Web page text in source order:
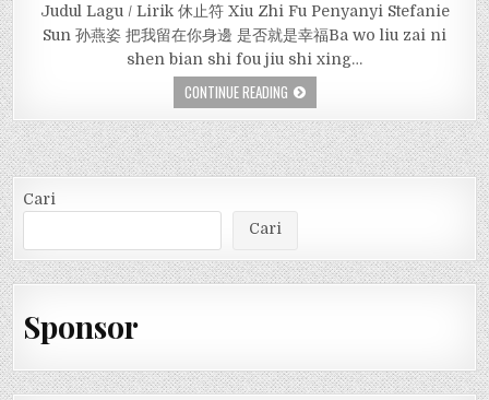
Judul Lagu / Lirik 休止符 Xiu Zhi Fu Penyanyi Stefanie
Sun 孙燕姿 把我留在你身邊 是否就是幸福Ba wo liu zai ni
shen bian shi fou jiu shi xing…
CONTINUE READING
Cari
Cari
Sponsor